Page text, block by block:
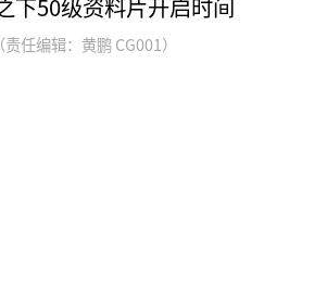
（责任编辑：黄鹏 CG001）